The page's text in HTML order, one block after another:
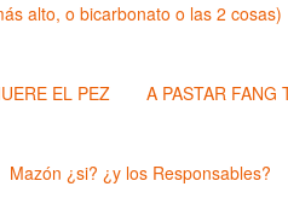
alto, o bicarbonato o las 2 cosas)
EL PEZ A PASTAR FANG
Mazón ¿si? ¿y los Responsables?